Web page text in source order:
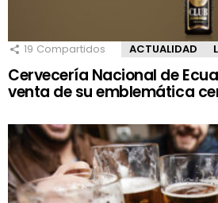
19 Compartidos ACTUALIDAD
Cervecería Nacional de
venta de su emblemática